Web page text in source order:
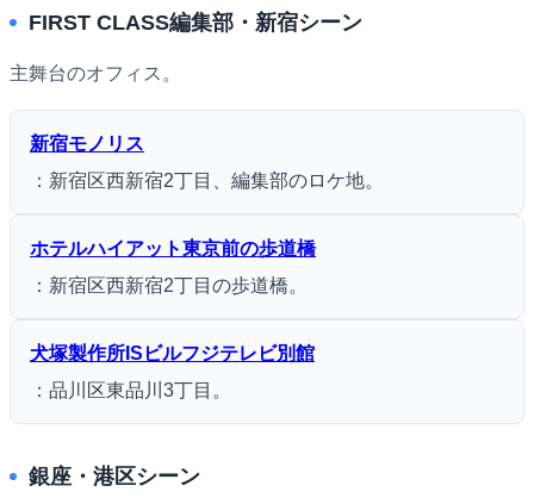
FIRST CLASS編集部・新宿シーン
主舞台のオフィス。
新宿モノリス
：新宿区西新宿2丁目、編集部のロケ地。
ホテルハイアット東京前の歩道橋
：新宿区西新宿2丁目の歩道橋。
犬塚製作所ISビルフジテレビ別館
：品川区東品川3丁目。
銀座・港区シーン